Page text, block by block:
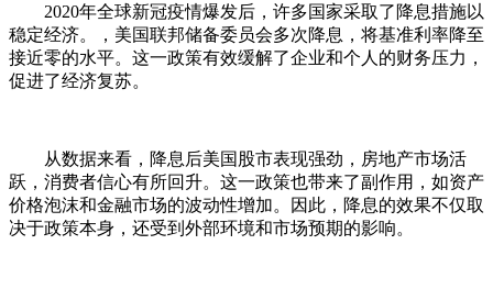
2020年全球新冠疫情爆发后，许多国家采取了降息措施以
稳定经济。，美国联邦储备委员会多次降息，将基准利率降至
接近零的水平。这一政策有效缓解了企业和个人的财务压力，
促进了经济复苏。
从数据来看，降息后美国股市表现强劲，房地产市场活
跃，消费者信心有所回升。这一政策也带来了副作用，如资产
价格泡沫和金融市场的波动性增加。因此，降息的效果不仅取
决于政策本身，还受到外部环境和市场预期的影响。